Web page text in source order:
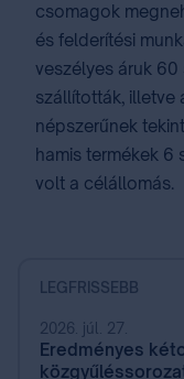
csomagok
és felderítési
veszélyes áruk
szállították, illetve
népszerűnek
hamis termékek 6
volt a célállomás.
LEGFRISSEBB
2026. júl. 27.
Eredményes